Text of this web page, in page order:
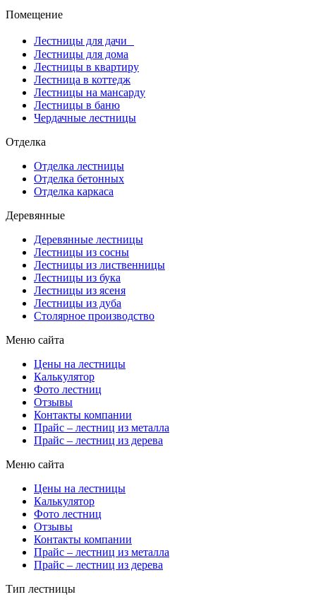
Помещение
Лестницы для дачи
Лестницы для дома
Лестницы в квартиру
Лестница в коттедж
Лестницы на мансарду
Лестницы в баню
Чердачные лестницы
Отделка
Отделка лестницы
Отделка бетонных
Отделка каркаса
Деревянные
Деревянные лестницы
Лестницы из сосны
Лестницы из лиственницы
Лестницы из бука
Лестницы из ясеня
Лестницы из дуба
Столярное производство
Меню сайта
Цены на лестницы
Калькулятор
Фото лестниц
Отзывы
Контакты компании
Прайс – лестниц из металла
Прайс – лестниц из дерева
Меню сайта
Цены на лестницы
Калькулятор
Фото лестниц
Отзывы
Контакты компании
Прайс – лестниц из металла
Прайс – лестниц из дерева
Тип лестницы